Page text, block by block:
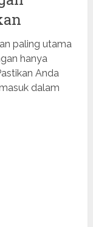
paling utama
hanya
Anda
dalam